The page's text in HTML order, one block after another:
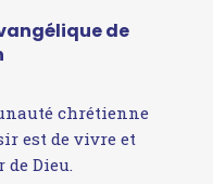
de
chrétienne
est de vivre et
Dieu.